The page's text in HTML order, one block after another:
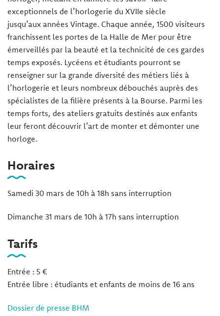
exceptionnels de l’horlogerie du XVIIe siècle
jusqu’aux années Vintage. Chaque année, 1500 visiteurs
franchissent les portes de la Halle de Mer pour être
émerveillés par la beauté et la technicité de ces gardes
temps exposés. Lycéens et étudiants pourront se
renseigner sur la grande diversité des métiers liés à
l’horlogerie et leurs nombreux débouchés auprès des
spécialistes de la filière présents à la Bourse. Parmi les
temps forts, des ateliers gratuits destinés aux enfants
leur feront découvrir l’art de monter et démonter une
horloge.
Horaires
Samedi 30 mars de 10h à 18h sans interruption
Dimanche 31 mars de 10h à 17h sans interruption
Tarifs
Entrée : 5 €
Entrée libre : étudiants et enfants de moins de 16 ans
Dossier de presse BHM